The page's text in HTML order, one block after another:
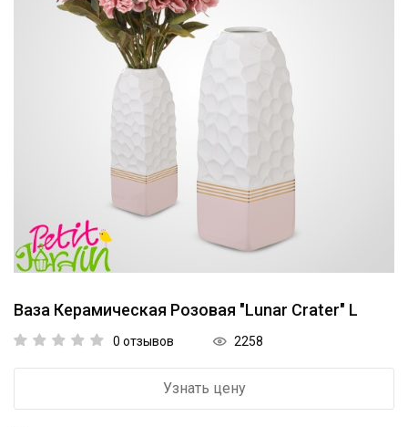
Коллекции
Ароматы
Посуда
Аксессуары
Ваза Керамическая Розовая "Lunar Crater" L
0 отзывов 2258
Узнать цену